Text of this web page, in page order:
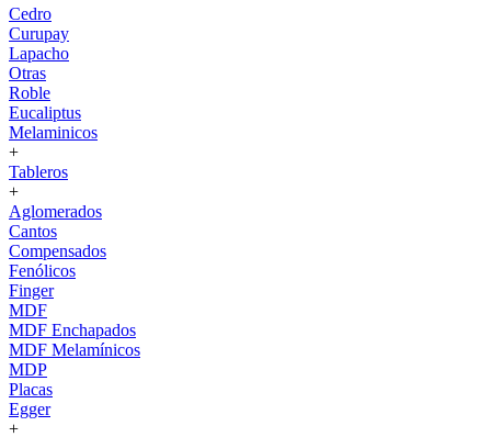
Cedro
Curupay
Lapacho
Otras
Roble
Eucaliptus
Melaminicos
+
Tableros
+
Aglomerados
Cantos
Compensados
Fenólicos
Finger
MDF
MDF Enchapados
MDF Melamínicos
MDP
Placas
Egger
+